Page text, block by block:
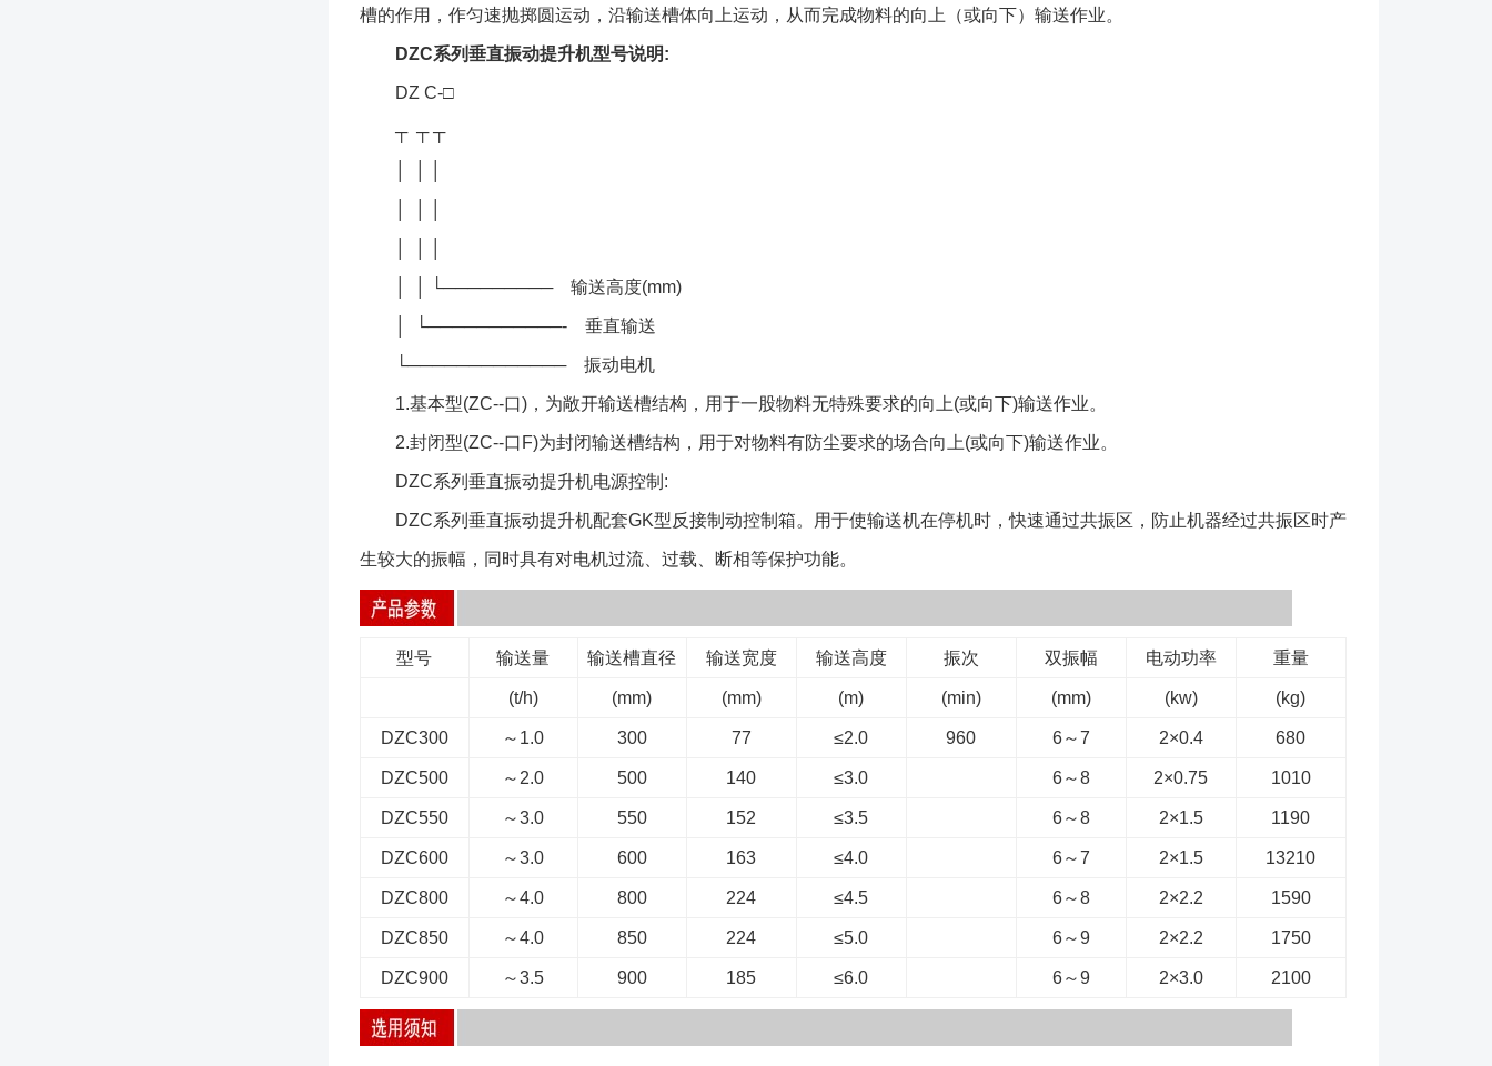
3.0550152≤3.56～82×1.51190DZC600～3.0600163≤4.06～
槽的作用，作匀速抛掷圆运动，沿输送槽体向上运动，从而完成物料的向上（或向下）输送作业。
DZC系列垂直振动提升机型号说明:
DZ C-□
┬ ┬ ┬
│ │ └───────── 输送高度(mm)
│ └───────────- 垂直输送
└───────────── 振动电机
1.基本型(ZC--口)，为敞开输送槽结构，用于一股物料无特殊要求的向上(或向下)输送作业。
2.封闭型(ZC--口F)为封闭输送槽结构，用于对物料有防尘要求的场合向上(或向下)输送作业。
DZC系列垂直振动提升机电源控制:
DZC系列垂直振动提升机配套GK型反接制动控制箱。用于使输送机在停机时，快速通过共振区，防止机器经过共振区时产
生较大的振幅，同时具有对电机过流、过载、断相等保护功能。
型号 输送量 输送槽直径 输送宽度 输送高度 振次 双振幅 电动功率 重量
(t/h) (mm) (mm) (m) (min) (mm) (kw) (kg)
DZC300 ～1.0 300 77 ≤2.0 960 6～7 2×0.4 680
DZC500 ～2.0 500 140 ≤3.0 6～8 2×0.75 1010
DZC550 ～3.0 550 152 ≤3.5 6～8 2×1.5 1190
DZC600 ～3.0 600 163 ≤4.0 6～7 2×1.5 13210
DZC800 ～4.0 800 224 ≤4.5 6～8 2×2.2 1590
DZC850 ～4.0 850 224 ≤5.0 6～9 2×2.2 1750
DZC900 ～3.5 900 185 ≤6.0 6～9 2×3.0 2100